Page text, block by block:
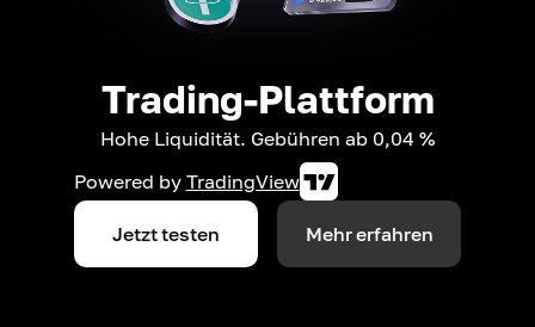
Trading-Plattform
Hohe Liquidität. Gebühren ab 0,04 %
Powered by TradingView
Jetzt testen Mehr erfahren